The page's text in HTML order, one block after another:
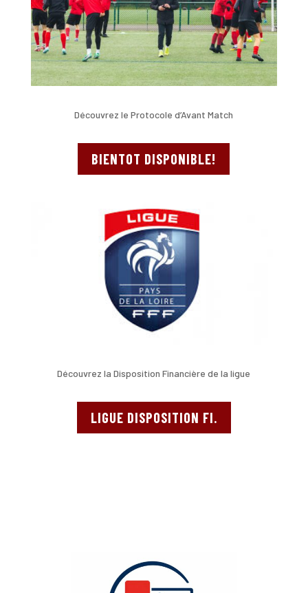
Découvrez le Protocole d’Avant Match
BIENTOT DISPONIBLE!
Découvrez la Disposition Financière de la ligue
LIGUE DISPOSITION FI.